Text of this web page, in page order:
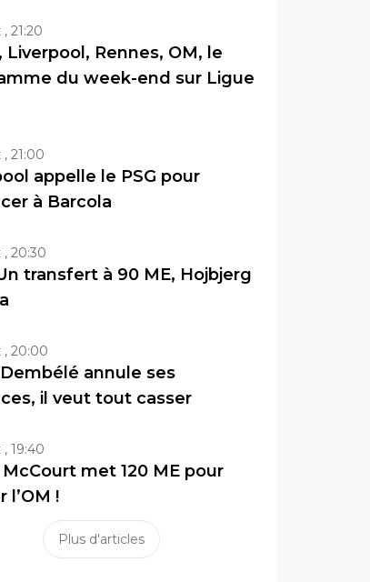
21:20
Liverpool, Rennes, OM, le
du week-end sur Ligue
21:00
appelle le PSG pour
à Barcola
20:30
transfert à 90 ME, Hojbjerg
, 20:00
Dembélé annule ses
il veut tout casser
19:40
McCourt met 120 ME pour
l’OM !
Plus d'articles